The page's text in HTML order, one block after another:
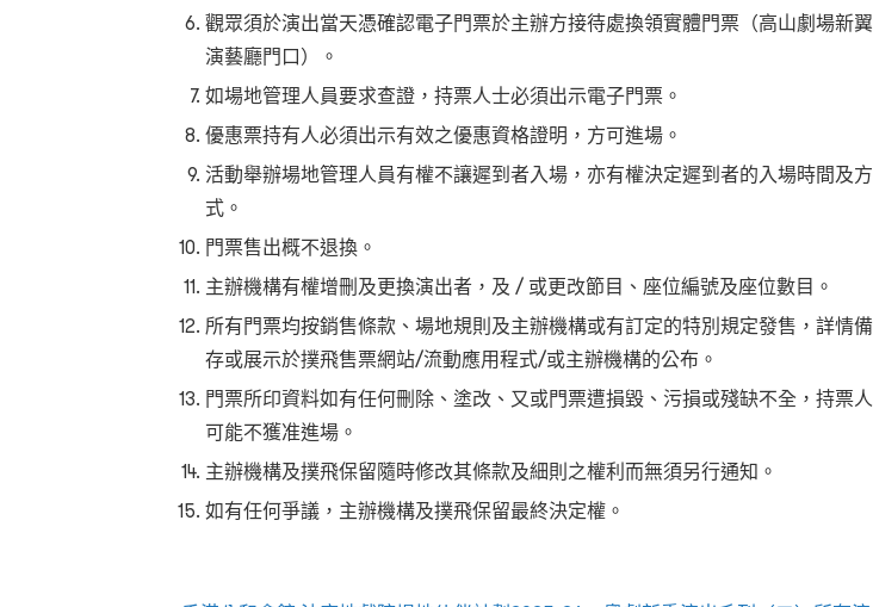
觀眾須於演出當天憑確認電子門票於主辦方接待處換領實體門票（高山劇場新翼
演藝廳門口）。
如場地管理人員要求查證，持票人士必須出示電子門票。
優惠票持有人必須出示有效之優惠資格證明，方可進場。
活動舉辦場地管理人員有權不讓遲到者入場，亦有權決定遲到者的入場時間及方
式。
門票售出概不退換。
主辦機構有權增刪及更換演出者，及 / 或更改節目、座位編號及座位數目。
所有門票均按銷售條款、場地規則及主辦機構或有訂定的特別規定發售，詳情備
存或展示於撲飛售票網站/流動應用程式/或主辦機構的公布。
門票所印資料如有任何刪除、塗改、又或門票遭損毀、污損或殘缺不全，持票人
可能不獲准進場。
主辦機構及撲飛保留隨時修改其條款及細則之權利而無須另行通知。
如有任何爭議，主辦機構及撲飛保留最終決定權。